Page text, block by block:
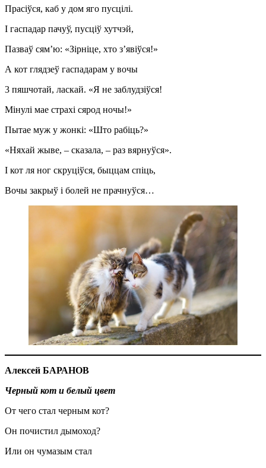
Прасіўся, каб у дом яго пусцілі.
I гаспадар пачуў, пусціў хутчэй,
Пазваў сям’ю: «Зірніце, хто з’явіўся!»
А кот глядзеў гаспадарам у вочы
3 пяшчотай, ласкай. «Я не заблудзіўся!
Мінулі мае страхі сярод ночы!»
Пытае муж у жонкі: «Што рабіць?»
«Няхай жыве, – сказала, – раз вярнуўся».
I кот ля ног скруціўся, быццам спіць,
Вочы закрыў і болей не прачнуўся…
Алексей БАРАНОВ
Черный кот и белый цвет
От чего стал черным кот?
Он почистил дымоход?
Или он чумазым стал